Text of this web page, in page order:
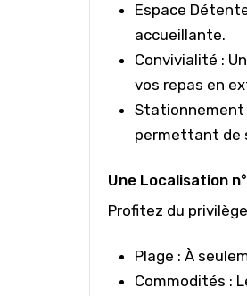
Espace
accueillante.
Convivialité :
vos repas en
Stationnement
permettant de
Une Localisation
Profitez du
Plage : À
Commodités :